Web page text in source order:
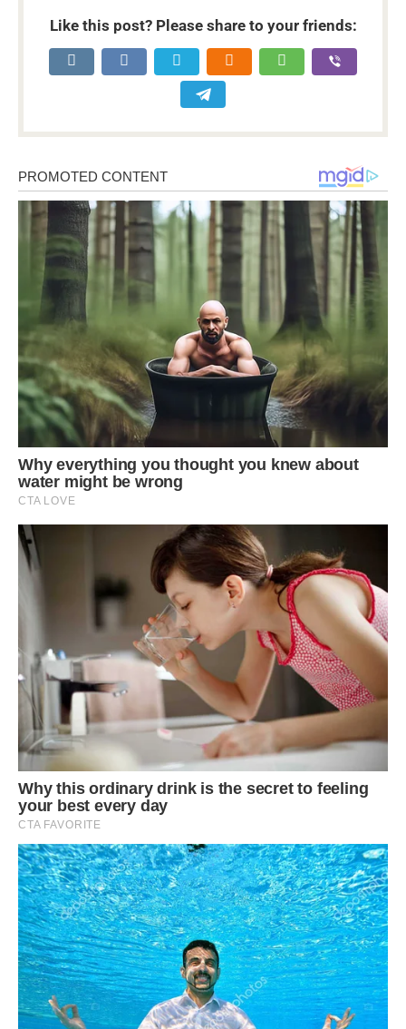
Like this post? Please share to your friends: